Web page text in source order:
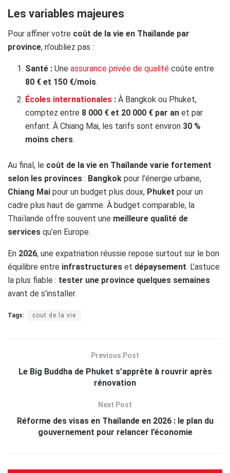
Les variables majeures
Pour affiner votre coût de la vie en Thaïlande par
province, n'oubliez pas :
Santé : Uneassurance privée de qualitécoûte entre
80 € et 150 €/mois.
Écoles internationales : À Bangkok ou Phuket,
comptez entre 8 000 € et 20 000 € par an et par
enfant. À Chiang Mai, les tarifs sont environ 30 %
moins chers.
Au final, le coût de la vie en Thaïlande varie fortement
selon les provinces : Bangkok pour l’énergie urbaine,
Chiang Mai pour un budget plus doux, Phuket pour un
cadre plus haut de gamme. À budget comparable, la
Thaïlande offre souvent une meilleure qualité de
services qu’en Europe.
En 2026, une expatriation réussie repose surtout sur le bon
équilibre entre infrastructures et dépaysement. L’astuce
la plus fiable : tester une province quelques semaines
avant de s’installer.
Tags: cout de la vie
Previous Post
Le Big Buddha de Phuket s’apprête à rouvrir après
rénovation
Next Post
​Réforme des visas en Thaïlande en 2026 : le plan du
gouvernement pour relancer l’économie